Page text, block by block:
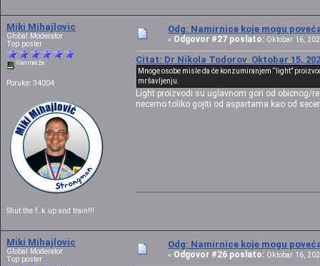
Miki Mihajlovic
Global Moderator
Top poster
Van mreže
Poruke: 34004
Shut the f..k up and train!!!
Odg: Namirnice koje mogu
« Odgovor #27 poslato: Oktobar 16,
Citat: Dr Nikola Todorov Oktobar 15,
Mnoge osobe misle da će konzumiranjem “light”
mršavljenju.
Light proizvodi su uglavnom gori od obicnog/
necemo toliko gojiti od aspartama kao od
Miki Mihajlovic
Global Moderator
Top poster
Odg: Namirnice koje mogu
« Odgovor #26 poslato: Oktobar 16,